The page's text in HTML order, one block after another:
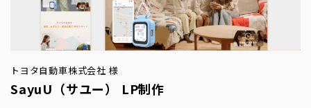
トヨタ自動車株式会社 様
SayuU（サユー） LP制作